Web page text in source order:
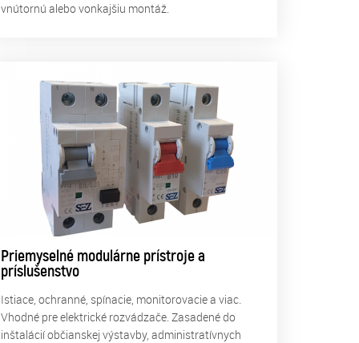
vnútornú alebo vonkajšiu montáž.
Priemyselné modulárne prístroje a
príslušenstvo
Istiace, ochranné, spínacie, monitorovacie a viac.
Vhodné pre elektrické rozvádzače. Zasadené do
inštalácií občianskej výstavby, administratívnych